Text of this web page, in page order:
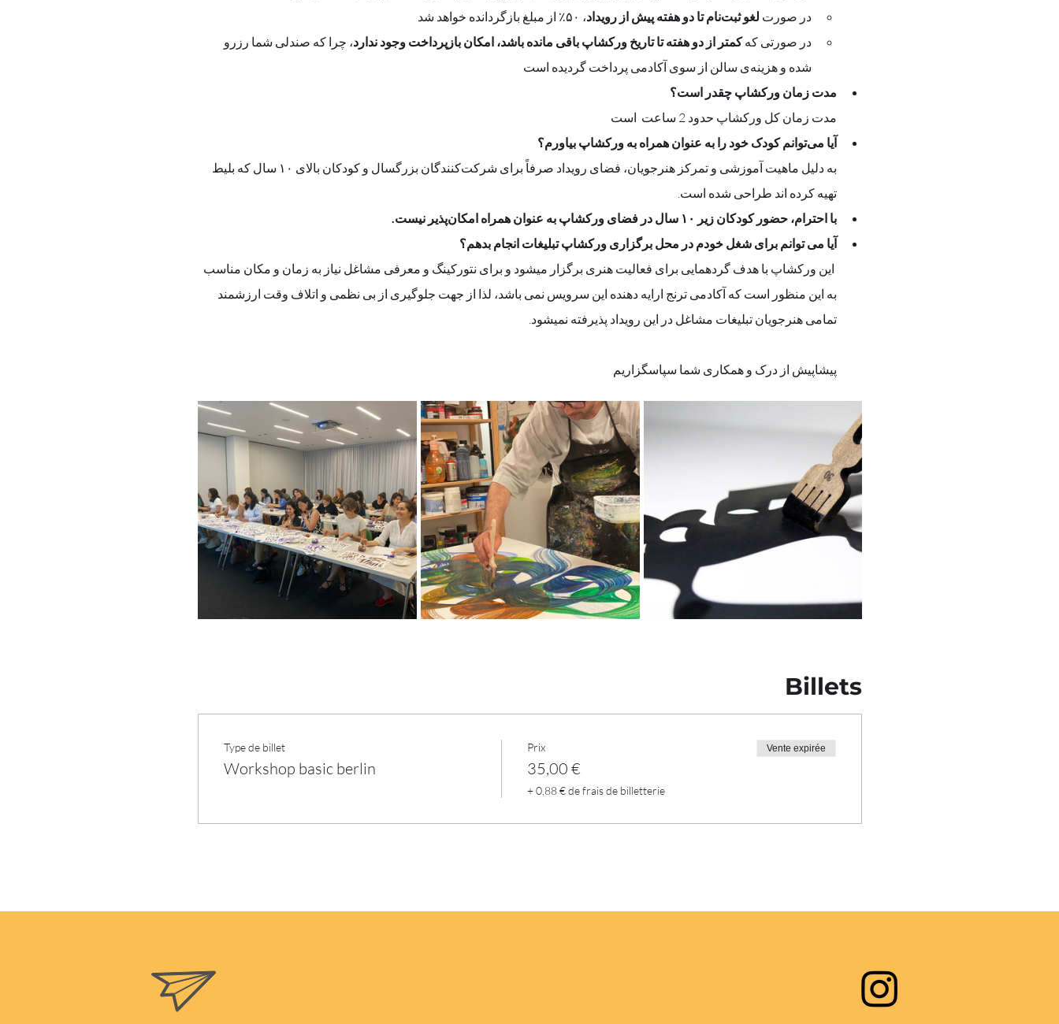
در صورت لغو ثبت‌نام تا دو هفته پیش از رویداد
، ۵۰٪ از مبلغ بازگردانده خواهد شد
در صورتی که کمتر از دو هفته تا تاریخ ورکشاپ باقی مانده باشد، امکان بازپرداخت وجود ندارد، چرا که صندلی شما رزرو
شده و هزینه‌ی سالن از سوی آکادمی پرداخت گردیده است
مدت زمان ورکشاپ چقدر است؟
مدت زمان کل ورکشاپ حدود 2 ساعت  است
آیا می‌توانم کودک خود را به عنوان همراه به ورکشاپ بیاورم؟
به دلیل ماهیت آموزشی و تمرکز هنرجویان، فضای رویداد صرفاً برای شرکت‌کنندگان بزرگسال و کودکان بالای ۱۰ سال که بلیط
تهیه کرده اند طراحی شده است.
با احترام، حضور کودکان زیر ۱۰ سال در فضای ورکشاپ به عنوان همراه امکان‌پذیر نیست.
آیا می توانم برای شغل خودم در محل برگزاری ورکشاپ تبلیغات انجام بدهم؟
این ورکشاپ با هدف گردهمایی برای فعالیت هنری برگزار میشود و برای نتورکینگ و معرفی مشاغل نیاز به زمان و مکان مناسب
به این منظور است که آکادمی ترنج ارایه دهنده این سرویس نمی باشد، لذا از جهت جلوگیری از بی نظمی و اتلاف وقت ارزشمند
تمامی هنرجویان تبلیغات مشاغل در این رویداد پذیرفته نمیشود.
پیشاپیش از درک و همکاری شما سپاسگزاریم
Billets
Type de billet
Workshop basic berlin
Prix
35,00 €
+ 0,88 € de frais de billetterie
Vente expirée